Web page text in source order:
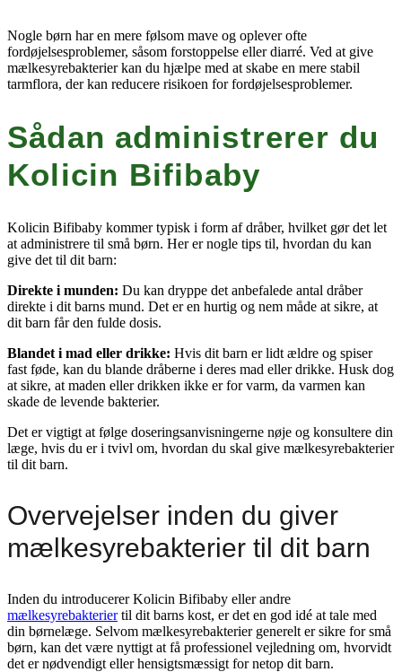
Nogle børn har en mere følsom mave og oplever ofte
fordøjelsesproblemer, såsom forstoppelse eller diarré. Ved at give
mælkesyrebakterier kan du hjælpe med at skabe en mere stabil
tarmflora, der kan reducere risikoen for fordøjelsesproblemer.
Sådan administrerer du
Kolicin Bifibaby
Kolicin Bifibaby kommer typisk i form af dråber, hvilket gør det let
at administrere til små børn. Her er nogle tips til, hvordan du kan
give det til dit barn:
Direkte i munden: Du kan dryppe det anbefalede antal dråber
direkte i dit barns mund. Det er en hurtig og nem måde at sikre, at
dit barn får den fulde dosis.
Blandet i mad eller drikke: Hvis dit barn er lidt ældre og spiser
fast føde, kan du blande dråberne i deres mad eller drikke. Husk dog
at sikre, at maden eller drikken ikke er for varm, da varmen kan
skade de levende bakterier.
Det er vigtigt at følge doseringsanvisningerne nøje og konsultere din
læge, hvis du er i tvivl om, hvordan du skal give mælkesyrebakterier
til dit barn.
Overvejelser inden du giver
mælkesyrebakterier til dit barn
Inden du introducerer Kolicin Bifibaby eller andre
mælkesyrebakteriertil dit barns kost, er det en god idé at tale med
din børnelæge. Selvom mælkesyrebakterier generelt er sikre for små
børn, kan det være nyttigt at få professionel vejledning om, hvorvidt
det er nødvendigt eller hensigtsmæssigt for netop dit barn.